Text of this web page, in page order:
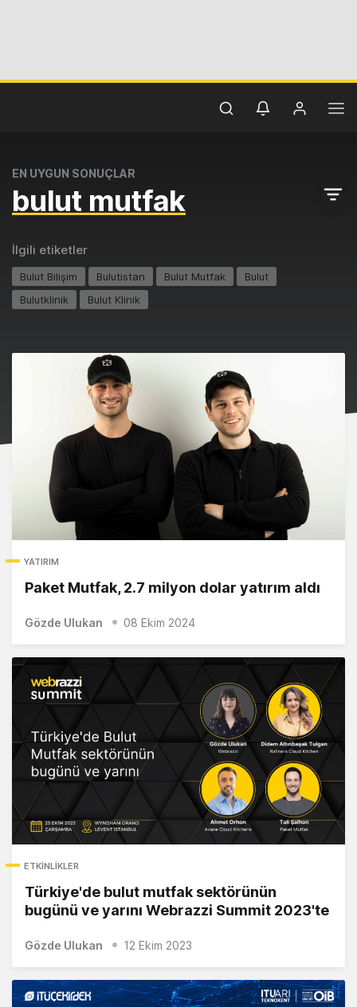
EN UYGUN SONUÇLAR
bulut mutfak
İlgili etiketler
Bulut Bilişim Bulutistan Bulut Mutfak
Bulut
Bulutklinik
Bulut Klinik
YATIRIM
Paket Mutfak, 2.7 milyon dolar yatırım aldı
Gözde Ulukan 08 Ekim 2024
ETKINLIKLER
Türkiye'de bulut mutfak sektörünün
bugünü ve yarını Webrazzi Summit 2023'te
Gözde Ulukan 12 Ekim 2023